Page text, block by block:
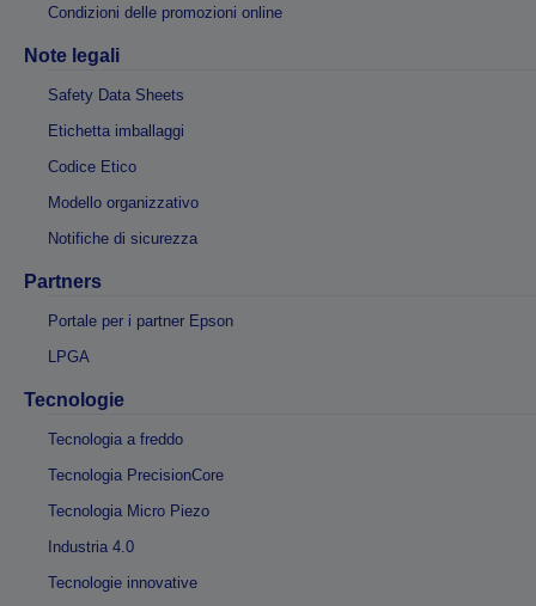
Condizioni delle promozioni online
Note legali
Safety Data Sheets
Etichetta imballaggi
Codice Etico
Modello organizzativo
Notifiche di sicurezza
Partners
Portale per i partner Epson
LPGA
Tecnologie
Tecnologia a freddo
Tecnologia PrecisionCore
Tecnologia Micro Piezo
Industria 4.0
Tecnologie innovative